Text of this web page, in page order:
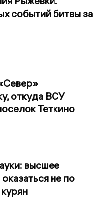
событий битвы за
откуда ВСУ
Теткино
высшее
не по